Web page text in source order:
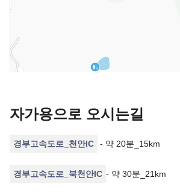
자가용으로 오시는길
경부고속도로_천안IC - 약 20분_15km
경부고속도로_북천안IC - 약 30분_21km